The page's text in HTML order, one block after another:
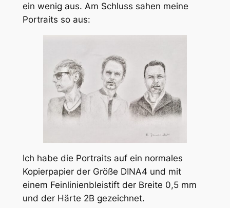
ein wenig aus. Am Schluss sahen meine
Portraits so aus:
Ich habe die Portraits auf ein normales
Kopierpapier der Größe DINA4 und mit
einem Feinlinienbleistift der Breite 0,5 mm
und der Härte 2B gezeichnet.